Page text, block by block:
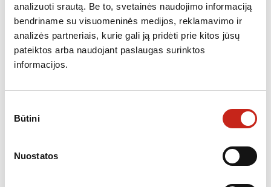
analizuoti srautą. Be to, svetainės naudojimo informaciją
bendriname su visuomeninės medijos, reklamavimo ir
analizės partneriais, kurie gali ją pridėti prie kitos jūsų
pateiktos arba naudojant paslaugas surinktos
informacijos.
pasirinkimas
Būtini
Nuostatos
Indaplovė SIEMENS SN43ES03AE